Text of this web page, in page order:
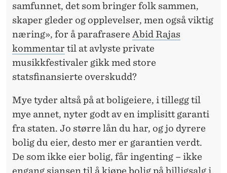
samfunnet, det som bringer folk sammen,
skaper gleder og opplevelser, men også viktig
næring», for å parafrasere Abid Rajas
kommentar til at avlyste private
musikkfestivaler gikk med store
statsfinansierte overskudd?
Mye tyder altså på at boligeiere, i tillegg til
mye annet, nyter godt av en implisitt garanti
fra staten. Jo større lån du har, og jo dyrere
bolig du eier, desto mer er garantien verdt.
De som ikke eier bolig, får ingenting – ikke
engang sjansen til å kjøpe bolig på billigsalg i